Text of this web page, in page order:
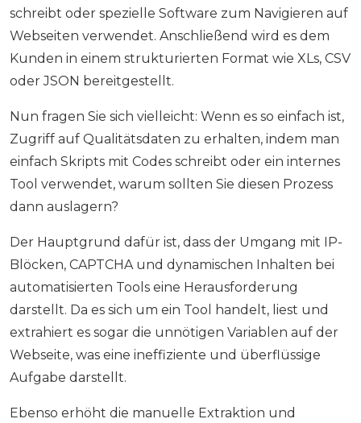
schreibt oder spezielle Software zum Navigieren auf
Webseiten verwendet. Anschließend wird es dem
Kunden in einem strukturierten Format wie XLs, CSV
oder JSON bereitgestellt.
Nun fragen Sie sich vielleicht: Wenn es so einfach ist,
Zugriff auf Qualitätsdaten zu erhalten, indem man
einfach Skripts mit Codes schreibt oder ein internes
Tool verwendet, warum sollten Sie diesen Prozess
dann auslagern?
Der Hauptgrund dafür ist, dass der Umgang mit IP-
Blöcken, CAPTCHA und dynamischen Inhalten bei
automatisierten Tools eine Herausforderung
darstellt. Da es sich um ein Tool handelt, liest und
extrahiert es sogar die unnötigen Variablen auf der
Webseite, was eine ineffiziente und überflüssige
Aufgabe darstellt.
Ebenso erhöht die manuelle Extraktion und